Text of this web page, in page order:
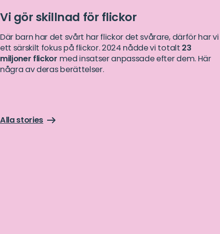
Vi gör skillnad för flickor
Där barn har det svårt har flickor det svårare, därför har vi
ett särskilt fokus på flickor. 2024 nådde vi totalt 23
miljoner flickor med insatser anpassade efter dem. Här
några av deras berättelser.
Alla stories